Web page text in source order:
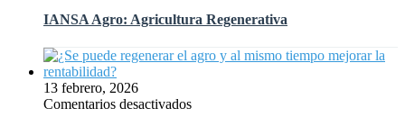
Agro:
Agricultura
Regenerativa
IANSA Agro: Agricultura Regenerativa
13 febrero, 2026
Comentarios desactivadosen